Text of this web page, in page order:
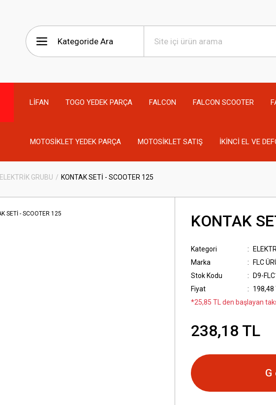
LİFAN TOGO YEDEK PARÇA FALCON FALCON SCOOTER
MOTOSİKLET YEDEK PARÇA MOTOSİKLET SATIŞ İKİNCİ EL VE
ELEKTRİK GRUBU KONTAK SETİ - SCOOTER 125
KONTAK
Kategori
Marka
FLC
Stok Kodu
D9-
Fiyat
198,48
*25,85 TL den başlayan
238,18 TL